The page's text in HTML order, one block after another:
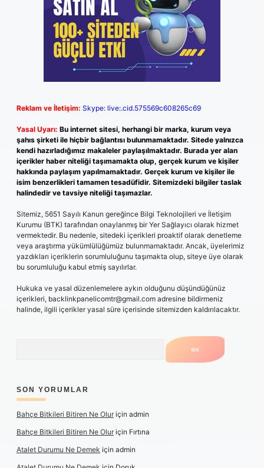
Reklam ve İletişim: Skype: live:.cid.575569c608265c69
Yasal Uyarı: Bu internet sitesi, herhangi bir marka, kurum veya
şahıs şirketi ile hiçbir bağlantısı bulunmamaktadır. Sitede yalnızca
kendi hazırladığımız makaleler paylaşılmaktadır. Burada yer alan
içerikler haber niteliği taşımamakta olup, gerçek kurum ve kişiler
hakkında paylaşım yapılmamaktadır. Gerçek kurum ve kişiler ile
isim benzerlikleri tamamen tesadüfidir. Sitemizdeki bilgiler taslak
halindedir ve tavsiye niteliği taşımazlar.
Sitemiz, 5651 Sayılı Kanun gereğince Bilgi Teknolojileri ve İletişim
Kurumu (BTK) tarafından onaylanmış bir Yer Sağlayıcı olarak hizmet
vermektedir. Bu nedenle, sitedeki içerikleri proaktif olarak denetleme
veya araştırma yükümlülüğümüz bulunmamaktadır. Ancak, üyelerimiz
yazdıkları içeriklerin sorumluluğunu taşımakta olup, siteye üye olarak
bu sorumluluğu kabul etmiş sayılırlar.
Hukuka ve yasal düzenlemelere aykırı olduğunu düşündüğünüz
içerikleri, backlinkpanelicomtr@gmail.com adresine bildirmeniz
halinde, ilgili içerikler yasal süre içerisinde sitemizden kaldırılacaktır.
SON YORUMLAR
Bahçe Bitkileri Bitiren Ne Oluriçin admin
Bahçe Bitkileri Bitiren Ne Oluriçin Fırtına
Atalet Durumu Ne Demek için admin